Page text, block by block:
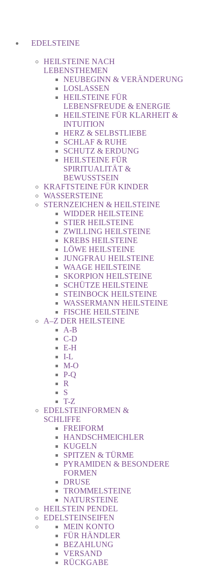
EDELSTEINE
HEILSTEINE NACH
LEBENSTHEMEN
NEUBEGINN & VERÄNDERUNG
LOSLASSEN
HEILSTEINE FÜR
LEBENSFREUDE & ENERGIE
HEILSTEINE FÜR KLARHEIT &
INTUITION
HERZ & SELBSTLIEBE
SCHLAF & RUHE
SCHUTZ & ERDUNG
HEILSTEINE FÜR
SPIRITUALITÄT &
BEWUSSTSEIN
KRAFTSTEINE FÜR KINDER
WASSERSTEINE
STERNZEICHEN & HEILSTEINE
WIDDER HEILSTEINE
STIER HEILSTEINE
ZWILLING HEILSTEINE
KREBS HEILSTEINE
LÖWE HEILSTEINE
JUNGFRAU HEILSTEINE
WAAGE HEILSTEINE
SKORPION HEILSTEINE
SCHÜTZE HEILSTEINE
STEINBOCK HEILSTEINE
WASSERMANN HEILSTEINE
FISCHE HEILSTEINE
A–Z DER HEILSTEINE
A-B
C-D
E-H
I-L
M-O
P-Q
R
S
T-Z
EDELSTEINFORMEN &
SCHLIFFE
FREIFORM
HANDSCHMEICHLER
KUGELN
SPITZEN & TÜRME
PYRAMIDEN & BESONDERE
FORMEN
DRUSE
TROMMELSTEINE
NATURSTEINE
HEILSTEIN PENDEL
EDELSTEINSEIFEN
MEIN KONTO
FÜR HÄNDLER
BEZAHLUNG
VERSAND
RÜCKGABE